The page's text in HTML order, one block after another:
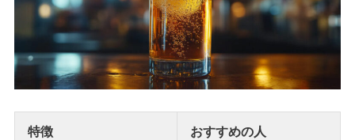
特徴 おすすめの人